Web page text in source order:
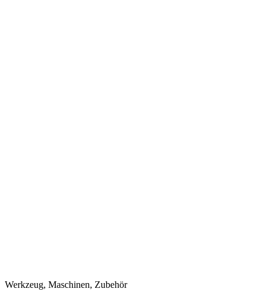
Werkzeug, Maschinen, Zubehör